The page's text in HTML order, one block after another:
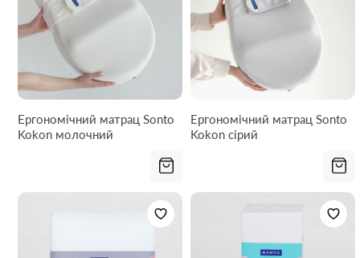
Ергономічний матрац Sonto
Kokon молочний
Ергономічний матрац Sonto
Kokon сірий